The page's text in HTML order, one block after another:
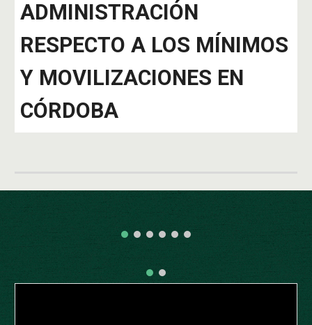
ADMINISTRACIÓN
RESPECTO A LOS MÍNIMOS
Y MOVILIZACIONES EN
CÓRDOBA